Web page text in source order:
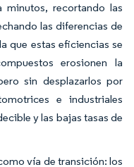
recortando las
las diferencias de
que estas eficiencias se
erosionen la
sin desplazarlos por
e industriales
y las bajas tasas de
vía de transición: los